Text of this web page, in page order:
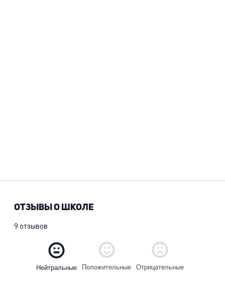
ОТЗЫВЫ О ШКОЛЕ
9 отзывов
Нейтральные Положительные Отрицательные